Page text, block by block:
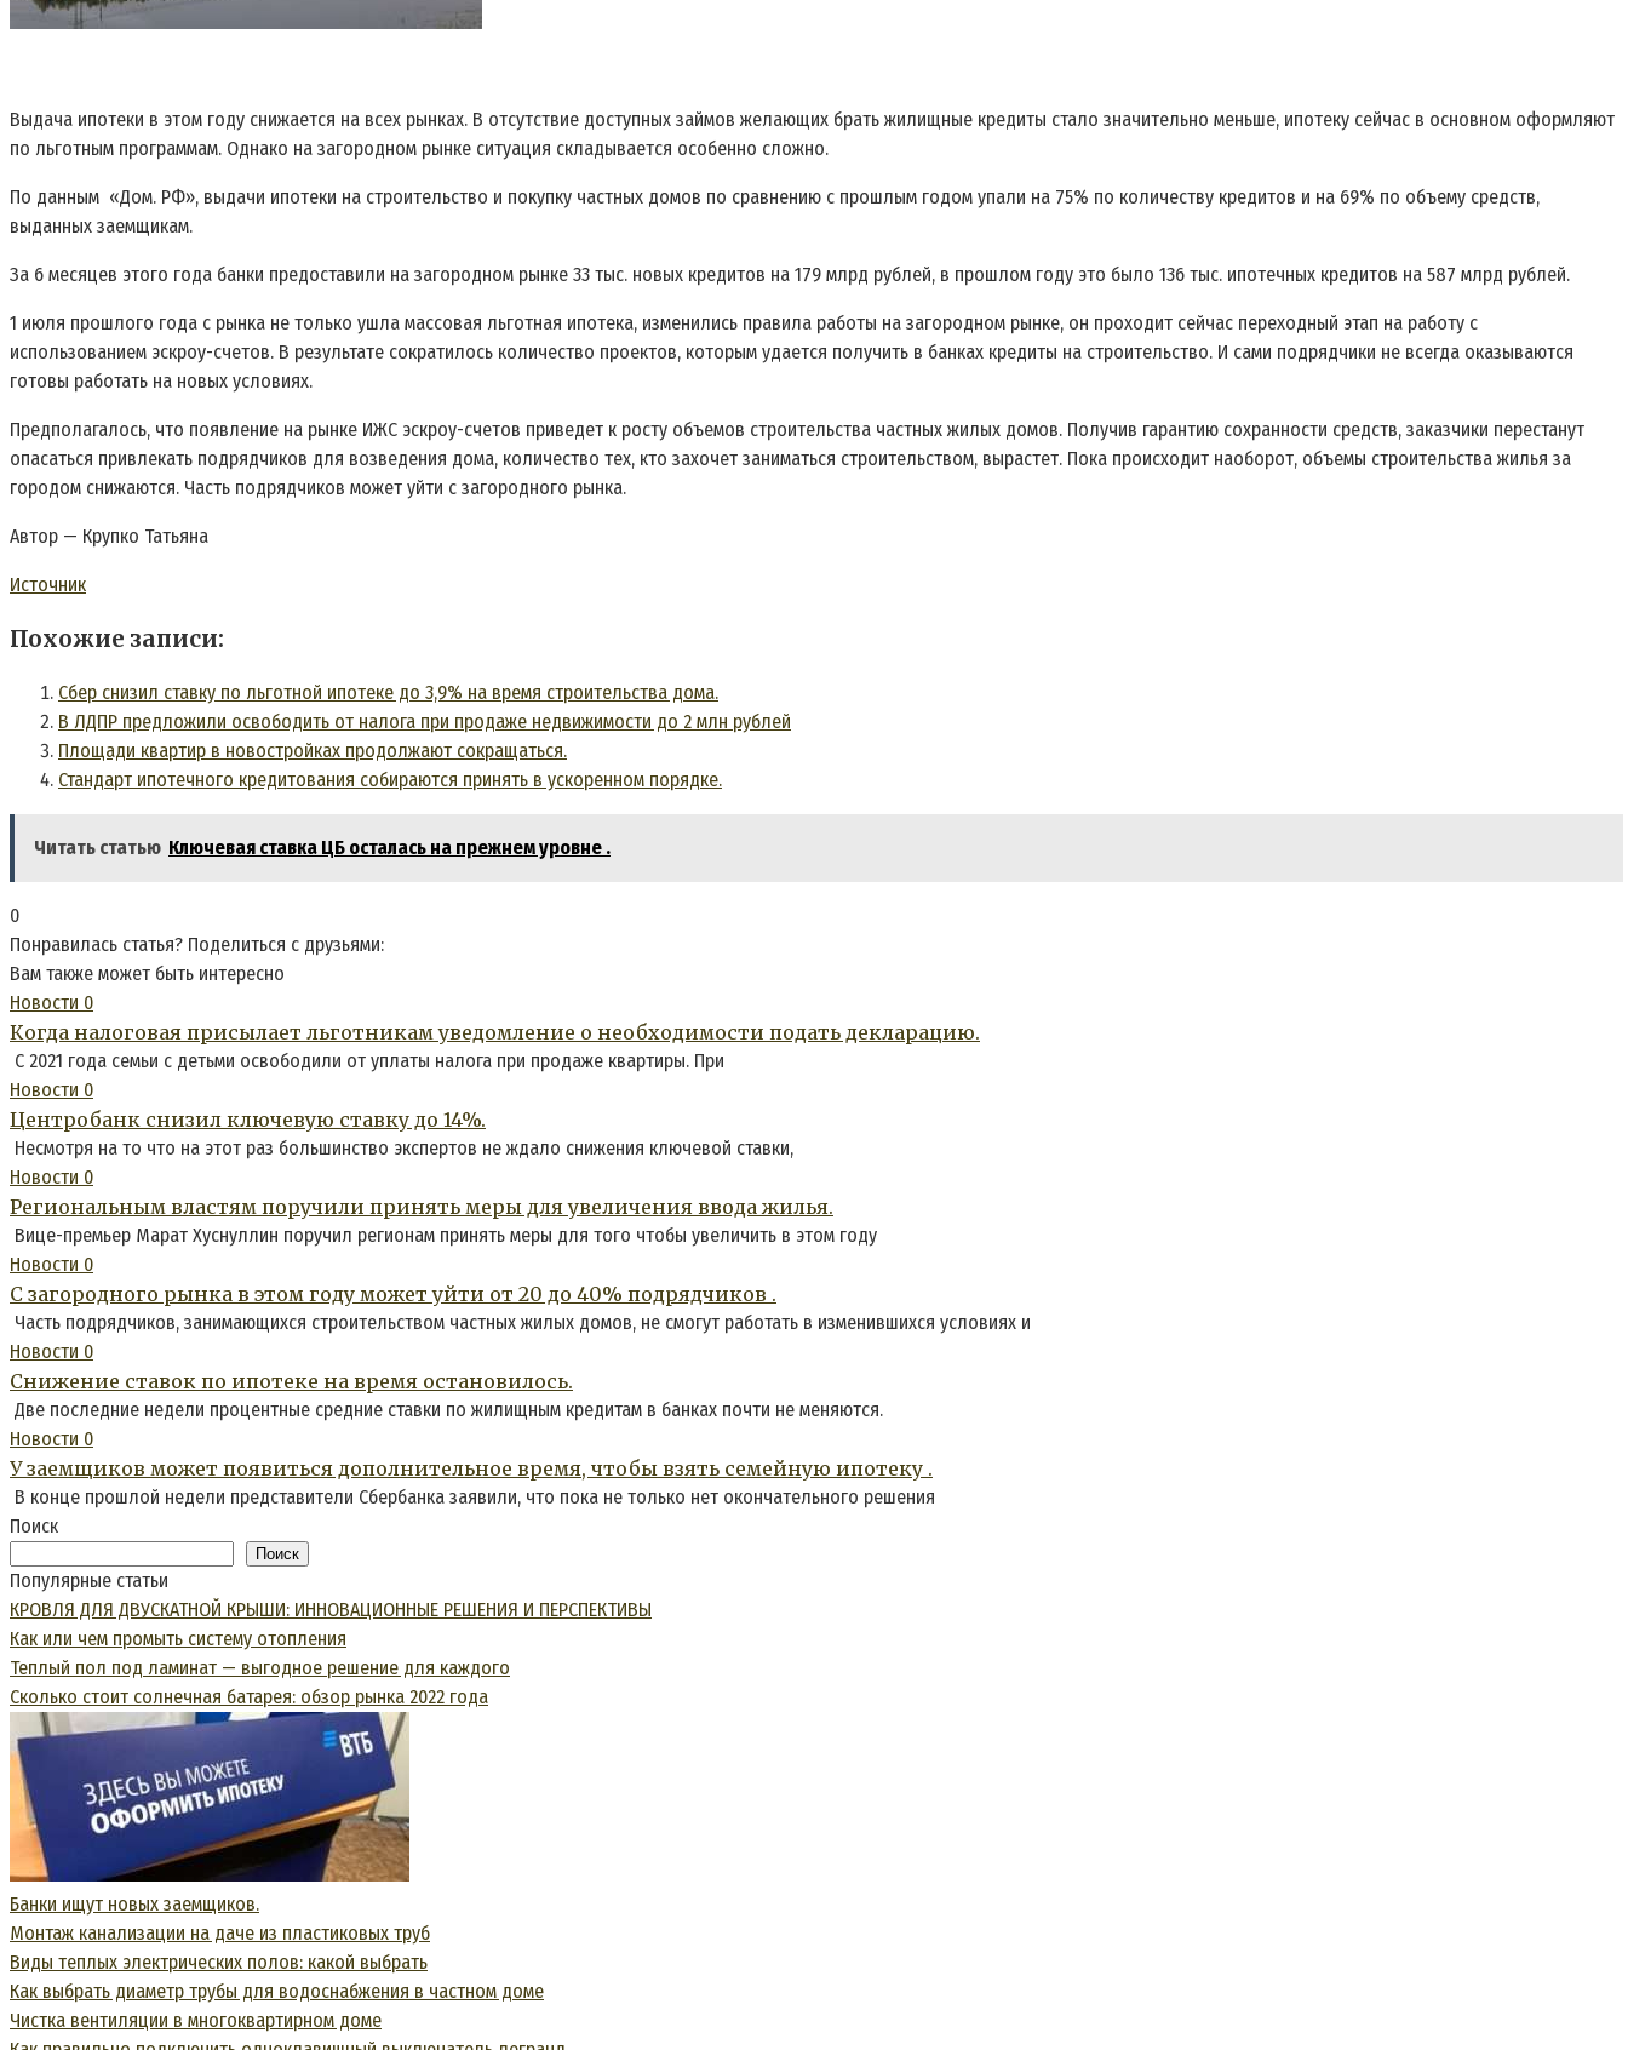
Выдача ипотеки в этом году снижается на всех рынках. В отсутствие доступных займов желающих брать жилищные кредиты стало значительно меньше, ипотеку сейчас в основном оформляют
по льготным программам. Однако на загородном рынке ситуация складывается особенно сложно.
По данным «Дом. РФ», выдачи ипотеки на строительство и покупку частных домов по сравнению с прошлым годом упали на 75% по количеству кредитов и на 69% по объему средств,
выданных заемщикам.
За 6 месяцев этого года банки предоставили на загородном рынке 33 тыс. новых кредитов на 179 млрд рублей, в прошлом году это было 136 тыс. ипотечных кредитов на 587 млрд рублей.
1 июля прошлого года с рынка не только ушла массовая льготная ипотека, изменились правила работы на загородном рынке, он проходит сейчас переходный этап на работу с
использованием эскроу-счетов. В результате сократилось количество проектов, которым удается получить в банках кредиты на строительство. И сами подрядчики не всегда оказываются
готовы работать на новых условиях.
Предполагалось, что появление на рынке ИЖС эскроу-счетов приведет к росту объемов строительства частных жилых домов. Получив гарантию сохранности средств, заказчики перестанут
опасаться привлекать подрядчиков для возведения дома, количество тех, кто захочет заниматься строительством, вырастет. Пока происходит наоборот, объемы строительства жилья за
городом снижаются. Часть подрядчиков может уйти с загородного рынка.
Автор — Крупко Татьяна
Источник
Похожие записи:
Сбер снизил ставку по льготной ипотеке до 3,9% на время строительства дома.
В ЛДПР предложили освободить от налога при продаже недвижимости до 2 млн рублей
Площади квартир в новостройках продолжают сокращаться.
Стандарт ипотечного кредитования собираются принять в ускоренном порядке.
Читать статью Ключевая ставка ЦБ осталась на прежнем уровне .
0
Понравилась статья? Поделиться с друзьями:
Вам также может быть интересно
Новости 0
Когда налоговая присылает льготникам уведомление о необходимости подать декларацию.
С 2021 года семьи с детьми освободили от уплаты налога при продаже квартиры. При
Новости 0
Центробанк снизил ключевую ставку до 14%.
Несмотря на то что на этот раз большинство экспертов не ждало снижения ключевой ставки,
Новости 0
Региональным властям поручили принять меры для увеличения ввода жилья.
Вице-премьер Марат Хуснуллин поручил регионам принять меры для того чтобы увеличить в этом году
Новости 0
С загородного рынка в этом году может уйти от 20 до 40% подрядчиков .
Часть подрядчиков, занимающихся строительством частных жилых домов, не смогут работать в изменившихся условиях и
Новости 0
Снижение ставок по ипотеке на время остановилось.
Две последние недели процентные средние ставки по жилищным кредитам в банках почти не меняются.
Новости 0
У заемщиков может появиться дополнительное время, чтобы взять семейную ипотеку .
В конце прошлой недели представители Сбербанка заявили, что пока не только нет окончательного решения
Поиск
Поиск
Популярные статьи
КРОВЛЯ ДЛЯ ДВУСКАТНОЙ КРЫШИ: ИННОВАЦИОННЫЕ РЕШЕНИЯ И ПЕРСПЕКТИВЫ
Как или чем промыть систему отопления
Теплый пол под ламинат — выгодное решение для каждого
Сколько стоит солнечная батарея: обзор рынка 2022 года
Банки ищут новых заемщиков.
Монтаж канализации на даче из пластиковых труб
Виды теплых электрических полов: какой выбрать
Как выбрать диаметр трубы для водоснабжения в частном доме
Чистка вентиляции в многоквартирном доме